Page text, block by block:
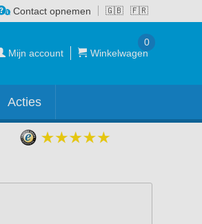
🇬🇧 🇫🇷
Contact opnemen
Mijn account Winkelwagen
0
Acties